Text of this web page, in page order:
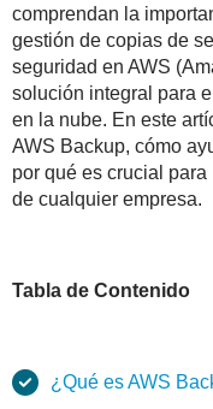
comprendan la
gestión de copias de
seguridad en AWS
solución integral para
en la nube. En este
AWS Backup, cómo
por qué es crucial
de cualquier empresa.
Tabla de Contenido
¿Qué es AWS